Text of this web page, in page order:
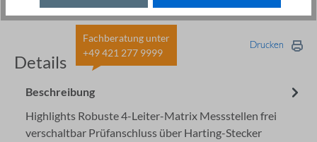
Details
Fachberatung unter
+49 421 277 9999
Drucken
Beschreibung
Highlights Robuste 4-Leiter-Matrix Messstellen frei
verschaltbar Prüfanschluss über Harting-Stecker